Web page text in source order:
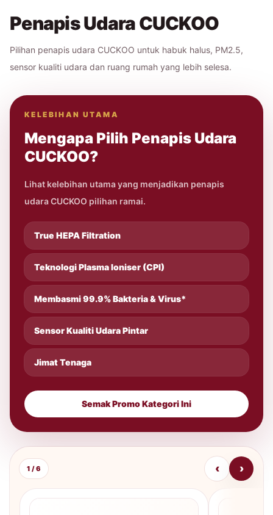
Penapis Udara CUCKOO
Pilihan penapis udara CUCKOO untuk habuk halus, PM2.5,
sensor kualiti udara dan ruang rumah yang lebih selesa.
KELEBIHAN UTAMA
Mengapa Pilih Penapis Udara
CUCKOO?
Lihat kelebihan utama yang menjadikan penapis
udara CUCKOO pilihan ramai.
True HEPA Filtration
Teknologi Plasma Ioniser (CPI)
Membasmi 99.9% Bakteria & Virus*
Sensor Kualiti Udara Pintar
Jimat Tenaga
Semak Promo Kategori Ini
1 / 6 ‹ ›